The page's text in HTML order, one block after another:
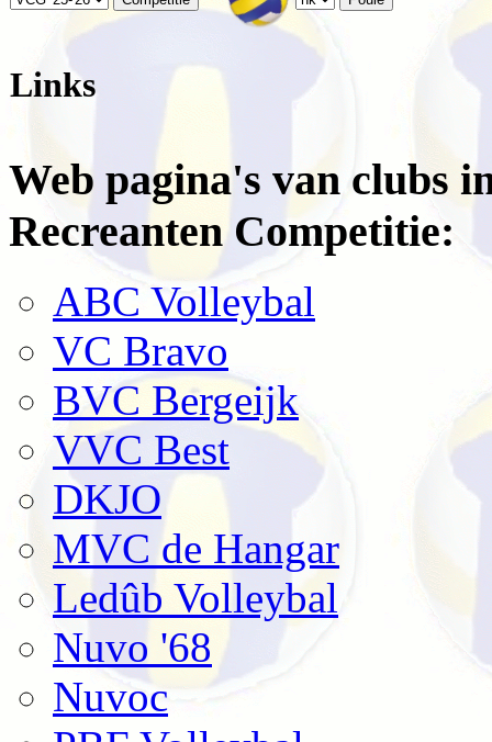
Links
Web pagina's van clubs
Recreanten Competitie:
ABC Volleybal
VC Bravo
BVC Bergeijk
VVC Best
DKJO
MVC de Hangar
Ledûb Volleybal
Nuvo '68
Nuvoc